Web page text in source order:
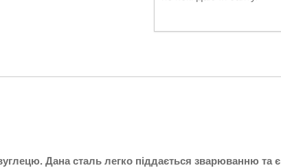
Дана сталь легко піддається зварюванню та є